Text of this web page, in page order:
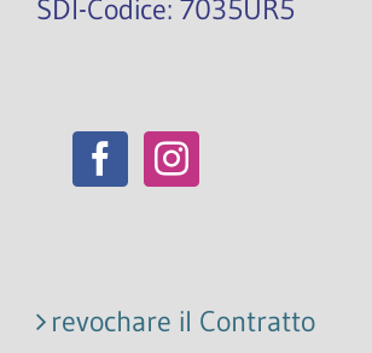
SDI-Codice: 7035UR5
revochare il Contratto